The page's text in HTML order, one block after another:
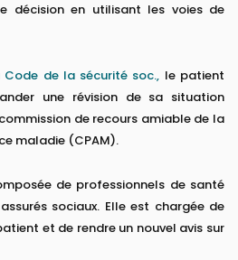
décision en utilisant les voies de
Code de la sécurité soc., le patient
une révision de sa situation
de recours amiable de la
maladie (CPAM).
de professionnels de santé
sociaux. Elle est chargée de
et de rendre un nouvel avis sur